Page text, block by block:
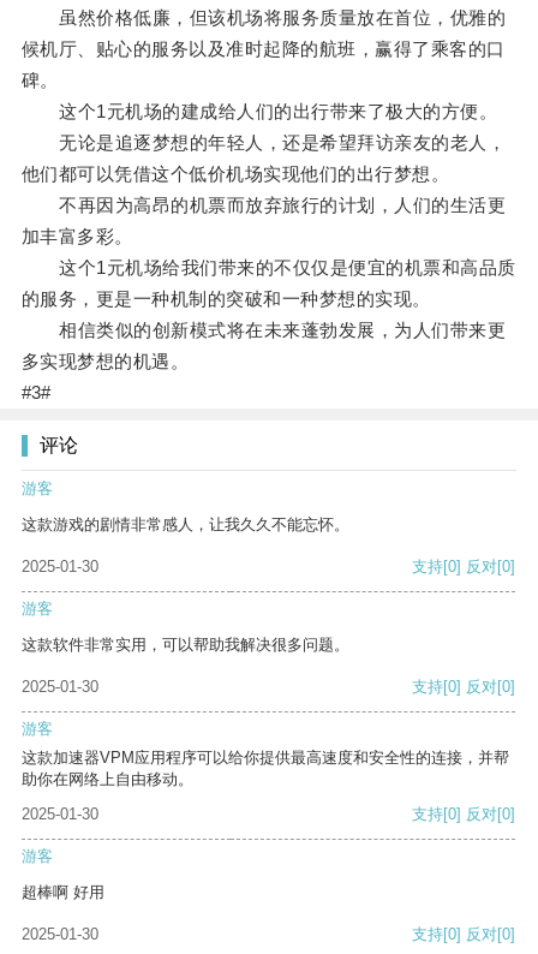
虽然价格低廉，但该机场将服务质量放在首位，优雅的
候机厅、贴心的服务以及准时起降的航班，赢得了乘客的口
碑。
这个1元机场的建成给人们的出行带来了极大的方便。
无论是追逐梦想的年轻人，还是希望拜访亲友的老人，
他们都可以凭借这个低价机场实现他们的出行梦想。
不再因为高昂的机票而放弃旅行的计划，人们的生活更
加丰富多彩。
这个1元机场给我们带来的不仅仅是便宜的机票和高品质
的服务，更是一种机制的突破和一种梦想的实现。
相信类似的创新模式将在未来蓬勃发展，为人们带来更
多实现梦想的机遇。
#3#
评论
游客
这款游戏的剧情非常感人，让我久久不能忘怀。
2025-01-30 支持[0] 反对[0]
游客
这款软件非常实用，可以帮助我解决很多问题。
2025-01-30 支持[0] 反对[0]
游客
这款加速器VPM应用程序可以给你提供最高速度和安全性的连接，并帮
助你在网络上自由移动。
2025-01-30
支持[0] 反对[0]
游客
超棒啊 好用
2025-01-30 支持[0] 反对[0]